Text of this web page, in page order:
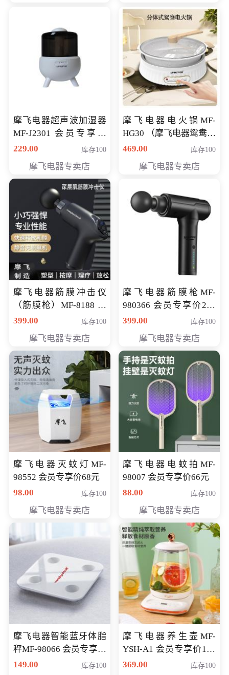
摩飞电器超声波加湿器
MF-J2301 会员专享价
168元
229.00 库存100
摩飞电器专卖店
摩飞电器电火锅MF-
HG30 （摩飞电器鸳鸯锅
MF-HG30 ） 会员专享价
469.00 库存100
摩飞电器专卖店
摩飞电器筋膜冲击仪
（筋膜枪）MF-8188 会
员专享价268元
399.00 库存100
摩飞电器专卖店
摩飞电器筋膜枪MF-
980366 会员专享价299
元
399.00 库存100
摩飞电器专卖店
摩飞电器灭蚊灯MF-
98552 会员专享价68元
98.00
库存100
摩飞电器专卖店
摩飞电器电蚊拍MF-
98007 会员专享价66元
88.00
库存100
摩飞电器专卖店
摩飞电器智能蓝牙体脂
秤MF-98066 会员专享价
98元
149.00 库存100
摩飞电器养生壶MF-
YSH-A1 会员专享价198
元
369.00 库存100